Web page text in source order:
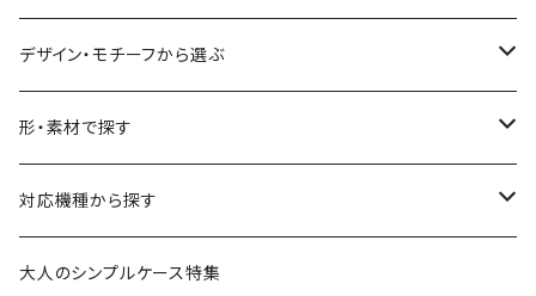
デザイン・モチーフから選ぶ
花柄・植物
生き物
食べ物
形・素材で探す
透明・クリアケース（ハードケース）
透明・ソフトケース（柔らか素材）
対応機種から探す
iPhone 17 シリーズ
大人のシンプルケース特集